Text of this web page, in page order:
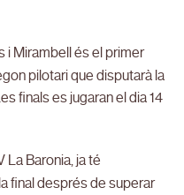
i Mirambell és el primer
pilotari que disputarà la
finals es jugaran el dia 14
La Baronia, ja té
final després de superar